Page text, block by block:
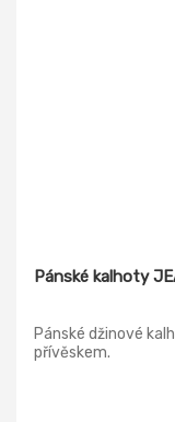
Pánské kalhoty
Pánské džinové
přívěskem.